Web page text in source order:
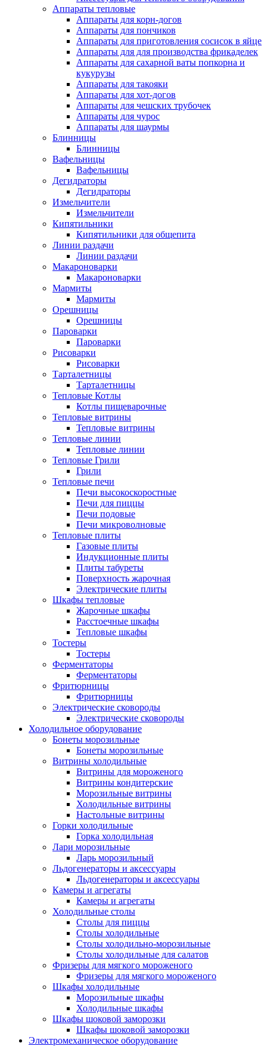
Аппараты тепловые
Аппараты для корн-догов
Аппараты для пончиков
Аппараты для приготовления сосисок в яйце
Аппараты для для производства фрикаделек
Аппараты для сахарной ваты попкорна и
кукурузы
Аппараты для такояки
Аппараты для хот-догов
Аппараты для чешских трубочек
Аппараты для чурос
Аппараты для шаурмы
Блинницы
Блинницы
Вафельницы
Вафельницы
Дегидраторы
Дегидраторы
Измельчители
Измельчители
Кипятильники
Кипятильники для общепита
Линии раздачи
Линии раздачи
Макароноварки
Макароноварки
Мармиты
Мармиты
Орешницы
Орешницы
Пароварки
Пароварки
Рисоварки
Рисоварки
Тарталетницы
Тарталетницы
Тепловые Котлы
Котлы пищеварочные
Тепловые витрины
Тепловые витрины
Тепловые линии
Тепловые линии
Тепловые Грили
Грили
Тепловые печи
Печи высокоскоростные
Печи для пиццы
Печи подовые
Печи микроволновые
Тепловые плиты
Газовые плиты
Индукционные плиты
Плиты табуреты
Поверхность жарочная
Электрические плиты
Шкафы тепловые
Жарочные шкафы
Расстоечные шкафы
Тепловые шкафы
Тостеры
Тостеры
Ферментаторы
Ферментаторы
Фритюрницы
Фритюрницы
Электрические сковороды
Электрические сковороды
Холодильное оборудование
Бонеты морозильные
Бонеты морозильные
Витрины холодильные
Витрины для мороженого
Витрины кондитерские
Морозильные витрины
Холодильные витрины
Настольные витрины
Горки холодильные
Горка холодильная
Лари морозильные
Ларь морозильный
Льдогенераторы и аксессуары
Льдогенераторы и аксессуары
Камеры и агрегаты
Камеры и агрегаты
Холодильные столы
Столы для пиццы
Столы холодильные
Столы холодильно-морозильные
Столы холодильные для салатов
Фризеры для мягкого мороженого
Фризеры для мягкого мороженого
Шкафы холодильные
Mорозильные шкафы
Холодильные шкафы
Шкафы шоковой заморозки
Шкафы шоковой заморозки
Электромеханическое оборудование